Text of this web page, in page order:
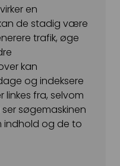
en
de stadig være
trafik, øge
kan
og indeksere
fra, selvom
søgemaskinen
og de to